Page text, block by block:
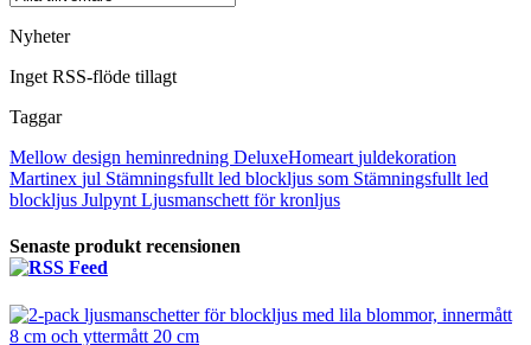
Nyheter
Inget RSS-flöde tillagt
Taggar
Mellow design heminredning DeluxeHomeart juldekoration
Martinex jul Stämningsfullt led blockljus som Stämningsfullt led
blockljus Julpynt Ljusmanschett för kronljus
Senaste produkt recensionen